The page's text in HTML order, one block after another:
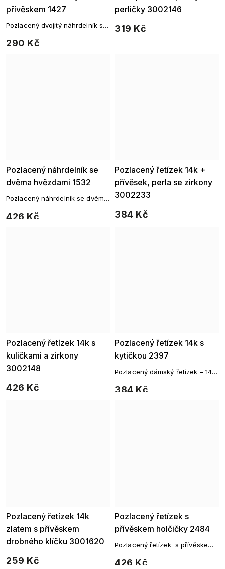
přívěskem 1427
290 Kč
Pozlacený dvojitý náhrdelník s
perličky 3002146
319 Kč
Pozlacený náhrdelník se
dvěma hvězdami 1532
426 Kč
Pozlacený náhrdelník se dvěma
Pozlacený řetízek 14k +
přívěsek, perla se zirkony
3002233
384 Kč
Pozlacený řetízek 14k s
kuličkami a zirkony
3002148
426 Kč
Pozlacený řetízek 14k s
kytičkou 2397
384 Kč
Pozlacený dámský řetízek – 14k
Pozlacený řetízek 14k
zlatem s přívěskem
drobného klíčku 3001620
259 Kč
Pozlacený řetízek s
přívěskem holčičky 2484
426 Kč
Pozlacený řetízek s přívěskem
šperk plný lásky